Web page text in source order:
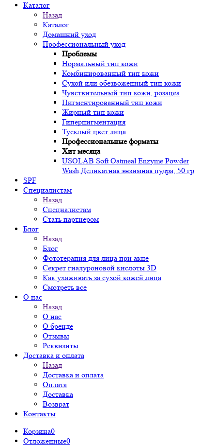
Каталог
Назад
Каталог
Домашний уход
Профессиональный уход
Проблемы
Нормальный тип кожи
Комбинированный тип кожи
Сухой или обезвоженный тип кожи
Чувствительный тип кожи, розацеа
Пигментированный тип кожи
Жирный тип кожи
Гиперпигментация
Тусклый цвет лица
Профессиональные форматы
Хит месяца
USOLAB Soft Oatmeal Enzyme Powder
Wash,Деликатная энзимная пудра, 50 гр
SPF
Специалистам
Назад
Специалистам
Стать партнером
Блог
Назад
Блог
Фототерапия для лица при акне
Секрет гиалуроновой кислоты 3D
Как ухаживать за сухой кожей лица
Смотреть все
О нас
Назад
О нас
О бренде
Отзывы
Реквизиты
Доставка и оплата
Назад
Доставка и оплата
Оплата
Доставка
Возврат
Контакты
Корзина0
Отложенные0